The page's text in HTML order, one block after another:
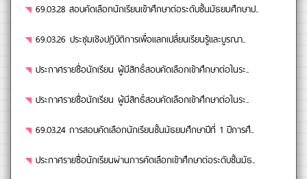
69.03.28 สอบคัดเลือกนักเรียนเข้าศึกษาต่อระดับชั้นมัธยมศึกษาป..
69.03.26 ประชุมเชิงปฏิบัติการเพื่อแลกเปลี่ยนเรียนรู้และบูรณา..
ประกาศรายชื่อนักเรียน ผู้มีสิทธิ์สอบคัดเลือกเข้าศึกษาต่อในระ..
ประกาศรายชื่อนักเรียน ผู้มีสิทธิ์สอบคัดเลือกเข้าศึกษาต่อในระ..
69.03.24 การสอบคัดเลือกนักเรียนชั้นมัธยมศึกษาปีที่ 1 ปีการศึ..
ประกาศรายชื่อนักเรียนผ่านการคัดเลือกเข้าศึกษาต่อระดับชั้นมัธ..